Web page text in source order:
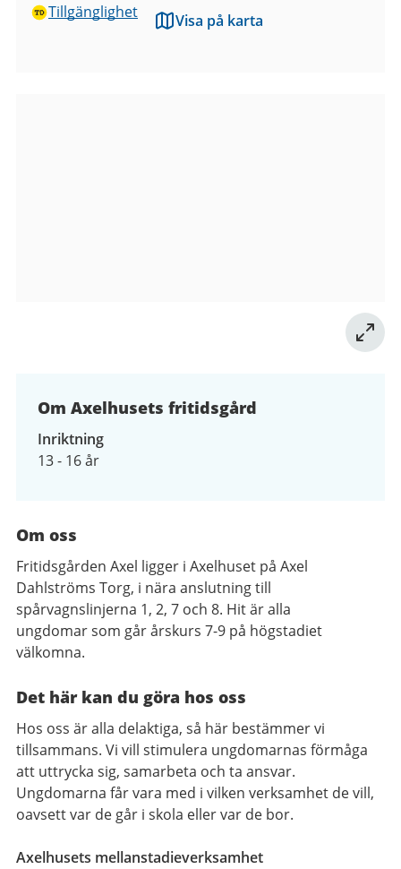
Tillgänglighet
Visa på karta
Om Axelhusets fritidsgård
Inriktning
13 - 16 år
Om oss
Fritidsgården Axel ligger i Axelhuset på Axel
Dahlströms Torg, i nära anslutning till
spårvagnslinjerna 1, 2, 7 och 8. Hit är alla
ungdomar som går årskurs 7-9 på högstadiet
välkomna.
Det här kan du göra hos oss
Hos oss är alla delaktiga, så här bestämmer vi
tillsammans. Vi vill stimulera ungdomarnas förmåga
att uttrycka sig, samarbeta och ta ansvar.
Ungdomarna får vara med i vilken verksamhet de vill,
oavsett var de går i skola eller var de bor.
Axelhusets mellanstadieverksamhet